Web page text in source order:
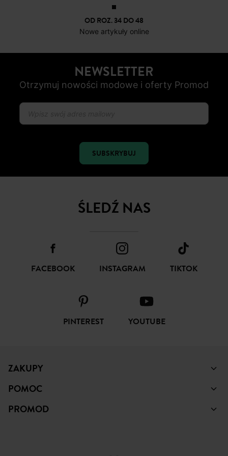
OD ROZ. 34 DO 48
Nowe artykuły online
NEWSLETTER
Otrzymuj nowości modowe i oferty Promod
SUBSKRYBUJ
ŚLEDŹ NAS
FACEBOOK INSTAGRAM TIKTOK
PINTEREST YOUTUBE
ZAKUPY
POMOC
PROMOD